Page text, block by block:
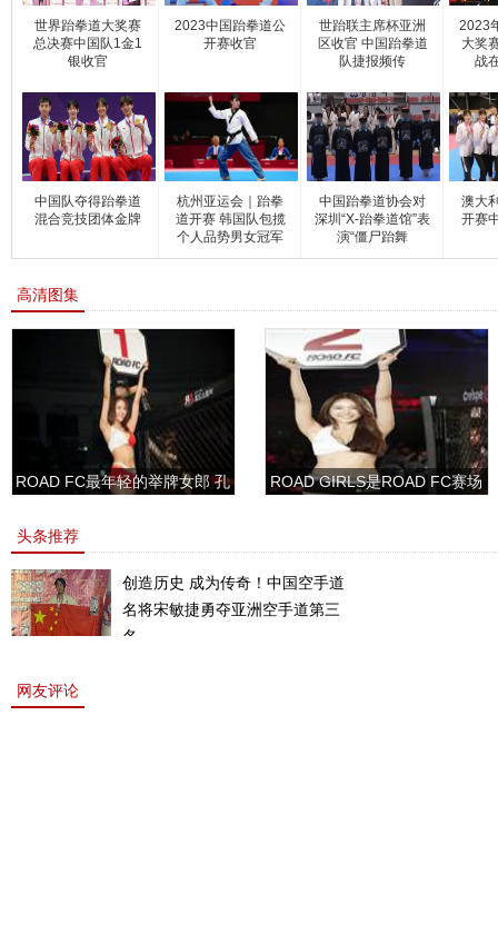
世界跆拳道大奖赛
总决赛中国队1金1
银收官
2023中国跆拳道公
开赛收官
世跆联主席杯亚洲
区收官 中国跆拳道
队捷报频传
2023
大奖
战
中国队夺得跆拳道
混合竞技团体金牌
杭州亚运会｜跆拳
道开赛 韩国队包揽
个人品势男女冠军
中国跆拳道协会对
深圳“X-跆拳道馆”表
演“僵尸跆舞
澳大
开赛
高清图集
ROAD FC最年轻的举牌女郎 孔
ROAD GIRLS是ROAD FC赛场
头条推荐
创造历史 成为传奇！中国空手道
名将宋敏捷勇夺亚洲空手道第三
名。
网友评论